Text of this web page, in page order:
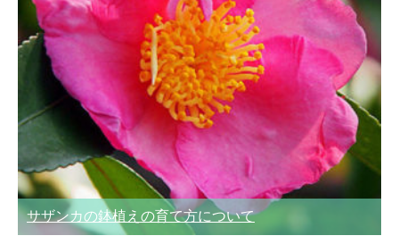
サザンカの鉢植えの育て方について